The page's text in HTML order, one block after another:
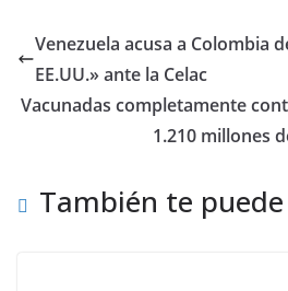
Venezuela acusa a Colombia
EE.UU.» ante la Celac
Vacunadas completamente
1.210 millones
También te